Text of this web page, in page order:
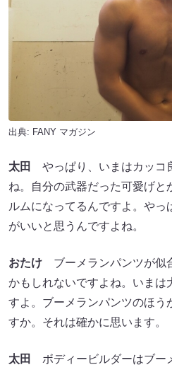
出典: FANY マガジン
太田
やっぱり、いまはカッコ
ね。自分の武器だった可愛げと
ルムになってるんですよ。やっ
がいいと思うんですよね。
おたけ ブーメランパンツが似
かもしれないですよね。いまは
すよ。ブーメランパンツのほう
すか。それは確かに思います。
太田
ボディービルダーはブー